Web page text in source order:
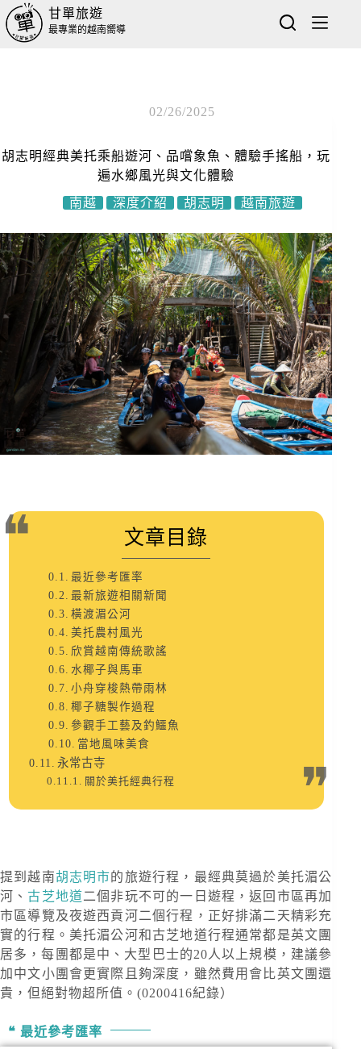
甘單旅遊
最專業的越南嚮導
02/26/2025
胡志明經典美托乘船遊河、品嚐象魚、體驗手搖船，玩
遍水鄉風光與文化體驗
南越
深度介紹 胡志明 越南旅遊
文章目錄
最近參考匯率
最新旅遊相關新聞
橫渡湄公河
美托農村風光
欣賞越南傳統歌謠
水椰子與馬車
小舟穿梭熱帶雨林
椰子糖製作過程
參觀手工藝及釣鱷魚
當地風味美食
永常古寺
關於美托經典行程
提到越南胡志明市的旅遊行程，最經典莫過於美托湄公
河、古芝地道二個非玩不可的一日遊程，返回市區再加
市區導覽及夜遊西貢河二個行程，正好排滿二天精彩充
實的行程。美托湄公河和古芝地道行程通常都是英文團
居多，每團都是中、大型巴士的20人以上規模，建議參
加中文小團會更實際且夠深度，雖然費用會比英文團還
貴，但絕對物超所值。(0200416紀錄）
最近參考匯率